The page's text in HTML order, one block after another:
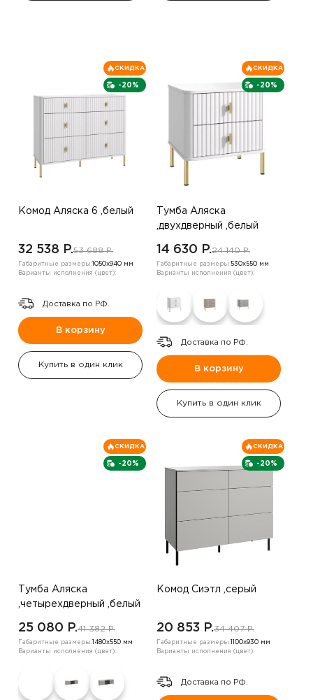
-20%
СКИДКА
Комод Аляска 6 ,белый
32 538 P.53 688 P.
Габаритные размеры: 1050х940 мм
Варианты исполнения (цвет):
Доставка по РФ.
В корзину
Купить в один клик
-20%
СКИДКА
Тумба Аляска
,двухдверный ,белый
14 630 P.24 140 P.
Габаритные размеры:530х550 мм
Варианты исполнения (цвет):
Доставка по РФ.
В корзину
Купить в один клик
-20%
СКИДКА
Тумба Аляска
,четырехдверный ,белый
25 080 P.41 382 P.
Габаритные размеры: 1480х550 мм
Варианты исполнения (цвет):
-20%
СКИДКА
Комод Сиэтл ,серый
20 853 P.34 407 P.
Габаритные размеры: 1100х930 мм
Варианты исполнения (цвет):
Доставка по РФ.